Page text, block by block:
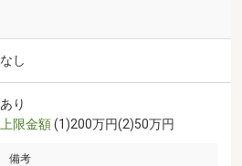
なし
あり
上限金額(1)200万円(2)50万円
備考